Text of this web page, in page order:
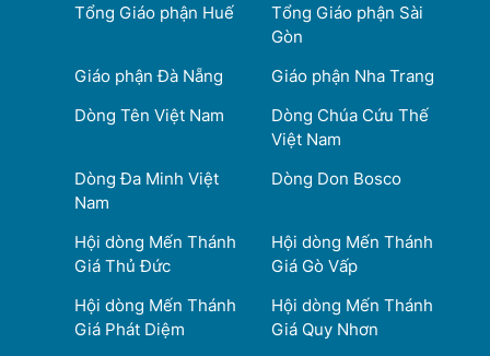
Tổng Giáo phận Huế
Tổng Giáo phận Sài
Gòn
Giáo phận Đà Nẵng
Giáo phận Nha Trang
Dòng Tên Việt Nam
Dòng Chúa Cứu Thế
Việt Nam
Dòng Đa Minh Việt
Nam
Dòng Don Bosco
Hội dòng Mến Thánh
Giá Thủ Đức
Hội dòng Mến Thánh
Giá Gò Vấp
Hội dòng Mến Thánh
Giá Phát Diệm
Hội dòng Mến Thánh
Giá Quy Nhơn